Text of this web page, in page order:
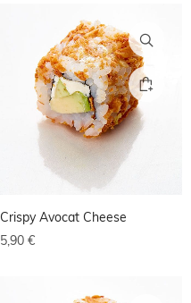
Crispy Avocat Cheese
5,90 €